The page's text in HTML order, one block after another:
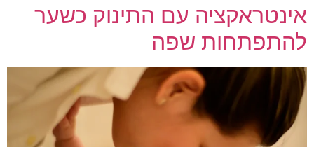
אינטראקציה עם התינוק כשער
להתפתחות שפה